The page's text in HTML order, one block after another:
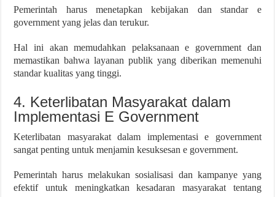
Pemerintah harus menetapkan kebijakan dan standar e
government yang jelas dan terukur.
Hal ini akan memudahkan pelaksanaan e government dan
memastikan bahwa layanan publik yang diberikan memenuhi
standar kualitas yang tinggi.
4. Keterlibatan Masyarakat dalam
Implementasi E Government
Keterlibatan masyarakat dalam implementasi e government
sangat penting untuk menjamin kesuksesan e government.
Pemerintah harus melakukan sosialisasi dan kampanye yang
efektif untuk meningkatkan kesadaran masyarakat tentang